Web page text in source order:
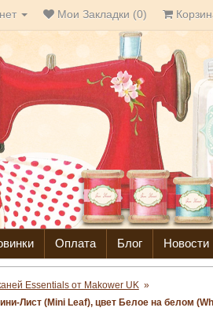
Мои Закладки (0)
Оплата Блог Новости
Essentials от Makower UK »
Лист (Mini Leaf), цвет Белое на белом